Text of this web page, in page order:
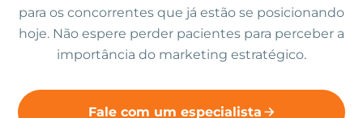
para os concorrentes que já estão se posicionando
hoje. Não espere perder pacientes para perceber a
importância do marketing estratégico.
Fale com um especialista